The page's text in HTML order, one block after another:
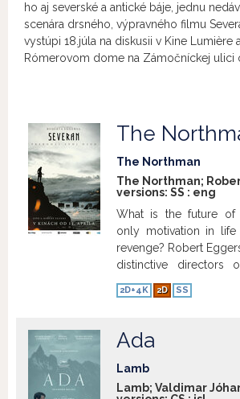
ho aj severské a antické báje, jednu
scenára drsného, výpravného filmu
vystúpi 18.júla na diskusii v Kine Lumière
Rómerovom dome na Zámočníckej ulici
The
The Northman
The Northman;
versions: SS : eng
What is the future of
only motivation in
revenge? Robert
distinctive directors
made a dark, bloody
a Viking prince
Skarsgård) was
powerful Viking king
his wife Gudrún
betrayal and a
2D+4K 2D SS
Ada
Lamb
Lamb; Valdimar